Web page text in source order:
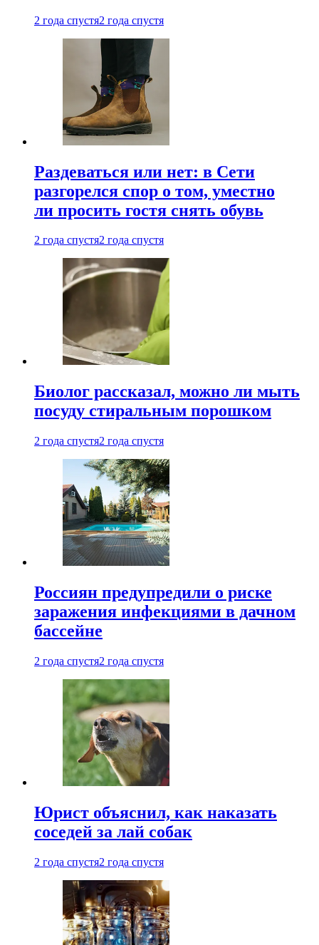
2 года спустя2 года спустя
Раздеваться или нет: в Сети
разгорелся спор о том, уместно
ли просить гостя снять обувь
2 года спустя2 года спустя
Биолог рассказал, можно ли мыть
посуду стиральным порошком
2 года спустя2 года спустя
Россиян предупредили о риске
заражения инфекциями в дачном
бассейне
2 года спустя2 года спустя
Юрист объяснил, как наказать
соседей за лай собак
2 года спустя2 года спустя